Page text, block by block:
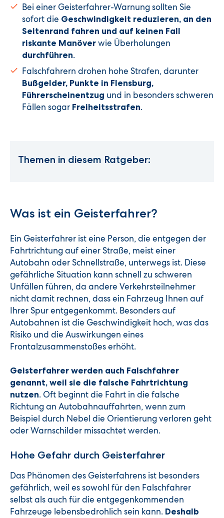
Bei einer Geisterfahrer-Warnung sollten Sie
sofort die Geschwindigkeit reduzieren, an den
Seitenrand fahren und auf keinen Fall
riskante Manöver wie Überholungen
durchführen.
Falschfahrern drohen hohe Strafen, darunter
Bußgelder, Punkte in Flensburg,
Führerscheinentzug und in besonders schweren
Fällen sogar Freiheitsstrafen.
Themen in diesem Ratgeber:
Was ist ein Geisterfahrer?
Ein Geisterfahrer ist eine Person, die entgegen der
Fahrtrichtung auf einer Straße, meist einer
Autobahn oder Schnellstraße, unterwegs ist. Diese
gefährliche Situation kann schnell zu schweren
Unfällen führen, da andere Verkehrsteilnehmer
nicht damit rechnen, dass ein Fahrzeug Ihnen auf
Ihrer Spur entgegenkommt. Besonders auf
Autobahnen ist die Geschwindigkeit hoch, was das
Risiko und die Auswirkungen eines
Frontalzusammenstoßes erhöht.
Geisterfahrer werden auch Falschfahrer
genannt, weil sie die falsche Fahrtrichtung
nutzen. Oft beginnt die Fahrt in die falsche
Richtung an Autobahnauffahrten, wenn zum
Beispiel durch Nebel die Orientierung verloren geht
oder Warnschilder missachtet werden.
Hohe Gefahr durch Geisterfahrer
Das Phänomen des Geisterfahrens ist besonders
gefährlich, weil es sowohl für den Falschfahrer
selbst als auch für die entgegenkommenden
Fahrzeuge lebensbedrohlich sein kann. Deshalb